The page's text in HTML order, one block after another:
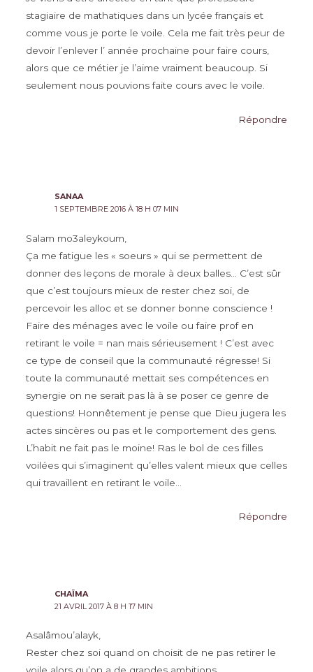
stagiaire de mathatiques dans un lycée français et
comme vous je porte le voile. Cela me fait très peur de
devoir l’enlever l’ année prochaine pour faire cours,
alors que ce métier je l’aime vraiment beaucoup. Si
seulement nous pouvions faite cours avec le voile.
Répondre
SANAA
1 SEPTEMBRE 2016 À 18 H 07 MIN
Salam mo3aleykoum,
Ça me fatigue les « soeurs » qui se permettent de
donner des leçons de morale à deux balles… C’est sûr
que c’est toujours mieux de rester chez soi, de
percevoir les alloc et se donner bonne conscience !
Faire des ménages avec le voile ou faire prof en
retirant le voile = nan mais sérieusement ! C’est avec
ce type de conseil que la communauté régresse! Si
toute la communauté mettait ses compétences en
synergie on ne serait pas là à se poser ce genre de
questions! Honnêtement je pense que Dieu jugera les
actes sincères ou pas et le comportement des gens.
L’habit ne fait pas le moine! Ras le bol de ces filles
voilées qui s’imaginent qu’elles valent mieux que celles
qui travaillent en retirant le voile…
Répondre
CHAÏMA
21 AVRIL 2017 À 8 H 17 MIN
Asalâmou’alayk,
Rester chez soi quand on choisit de ne pas retirer le